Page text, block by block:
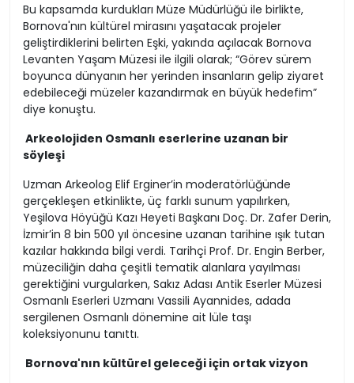
Bu kapsamda kurdukları Müze Müdürlüğü ile birlikte,
Bornova'nın kültürel mirasını yaşatacak projeler
geliştirdiklerini belirten Eşki, yakında açılacak Bornova
Levanten Yaşam Müzesi ile ilgili olarak; “Görev sürem
boyunca dünyanın her yerinden insanların gelip ziyaret
edebileceği müzeler kazandırmak en büyük hedefim”
diye konuştu.
Arkeolojiden Osmanlı eserlerine uzanan bir
söyleşi
Uzman Arkeolog Elif Erginer’in moderatörlüğünde
gerçekleşen etkinlikte, üç farklı sunum yapılırken,
Yeşilova Höyüğü Kazı Heyeti Başkanı Doç. Dr. Zafer Derin,
İzmir’in 8 bin 500 yıl öncesine uzanan tarihine ışık tutan
kazılar hakkında bilgi verdi. Tarihçi Prof. Dr. Engin Berber,
müzeciliğin daha çeşitli tematik alanlara yayılması
gerektiğini vurgularken, Sakız Adası Antik Eserler Müzesi
Osmanlı Eserleri Uzmanı Vassili Ayannides, adada
sergilenen Osmanlı dönemine ait lüle taşı
koleksiyonunu tanıttı.
Bornova'nın kültürel geleceği için ortak vizyon